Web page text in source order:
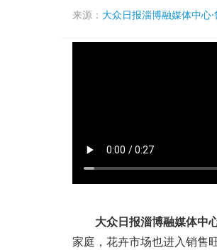
来源： 大众日报淄博融媒体中心
大众日报淄博融媒体中
家庭，花卉市场也进入销售